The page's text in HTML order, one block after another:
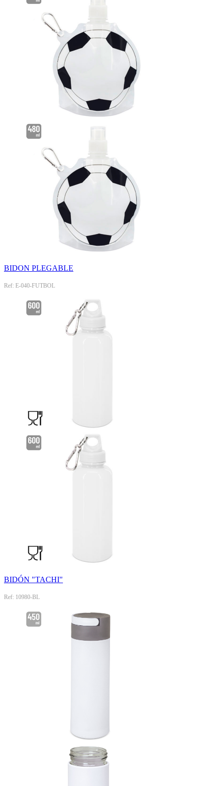
BIDON PLEGABLE
Ref: E-040-FUTBOL
BIDÓN "TACHI"
Ref: 10980-BL